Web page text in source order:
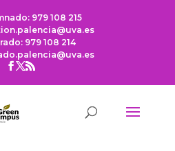
979 108 215
979 108 214